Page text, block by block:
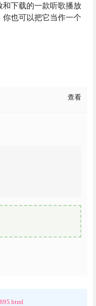
和下载的一款听歌播放
也可以把它当作一个
查看